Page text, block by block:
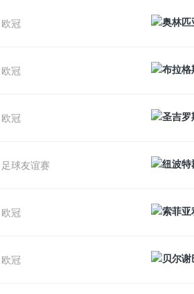
欧冠
欧冠
欧冠
足球友谊赛
欧冠
欧冠